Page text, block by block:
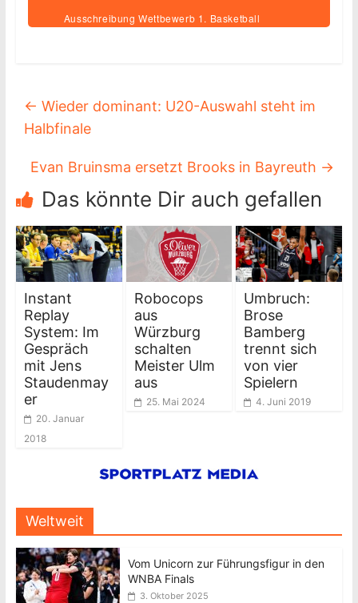
Ausschreibung Wettbewerb 1. Basketball
Bundesliga Saison 2019/2020 5.3
← Wieder dominant: U20-Auswahl steht im
Halbfinale
Evan Bruinsma ersetzt Brooks in Bayreuth →
Das könnte Dir auch gefallen
Instant
Replay
System: Im
Gespräch
mit Jens
Staudenmay
er
20. Januar
2018
Robocops
aus
Würzburg
schalten
Meister Ulm
aus
25. Mai 2024
Umbruch:
Brose
Bamberg
trennt sich
von vier
Spielern
4. Juni 2019
Weltweit
Vom Unicorn zur Führungsfigur in den
WNBA Finals
3. Oktober 2025